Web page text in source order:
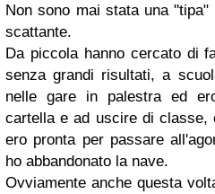
Non sono mai stata una
scattante.
Da piccola hanno cercato di
senza grandi risultati, a
nelle gare in palestra ed
cartella e ad uscire di classe,
ero pronta per passare
ho abbandonato la nave.
Ovviamente anche questa